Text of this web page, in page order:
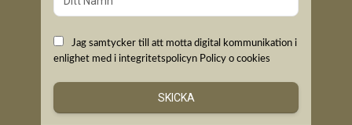
Jag samtycker till att motta digital kommunikation i
enlighet med i integritetspolicyn Policy o cookies
SKICKA